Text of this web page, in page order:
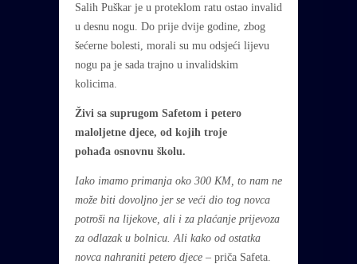
Salih Puškar je u proteklom ratu ostao invalid
u desnu nogu. Do prije dvije godine, zbog
šećerne bolesti, morali su mu odsjeći lijevu
nogu pa je sada trajno u invalidskim
kolicima.
Živi sa suprugom Safetom i petero
maloljetne djece, od kojih troje
pohađa osnovnu školu.
Iako imamo primanja oko 300 KM, to nam ne
može biti dovoljno jer se veći dio tog novca
potroši na lijekove, ali i za plaćanje prijevoza
za odlazak u bolnicu. Ali kako od ostatka
novca nahraniti petero djece – priča Safeta.